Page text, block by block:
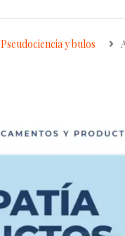
Pseudociencia y bulos